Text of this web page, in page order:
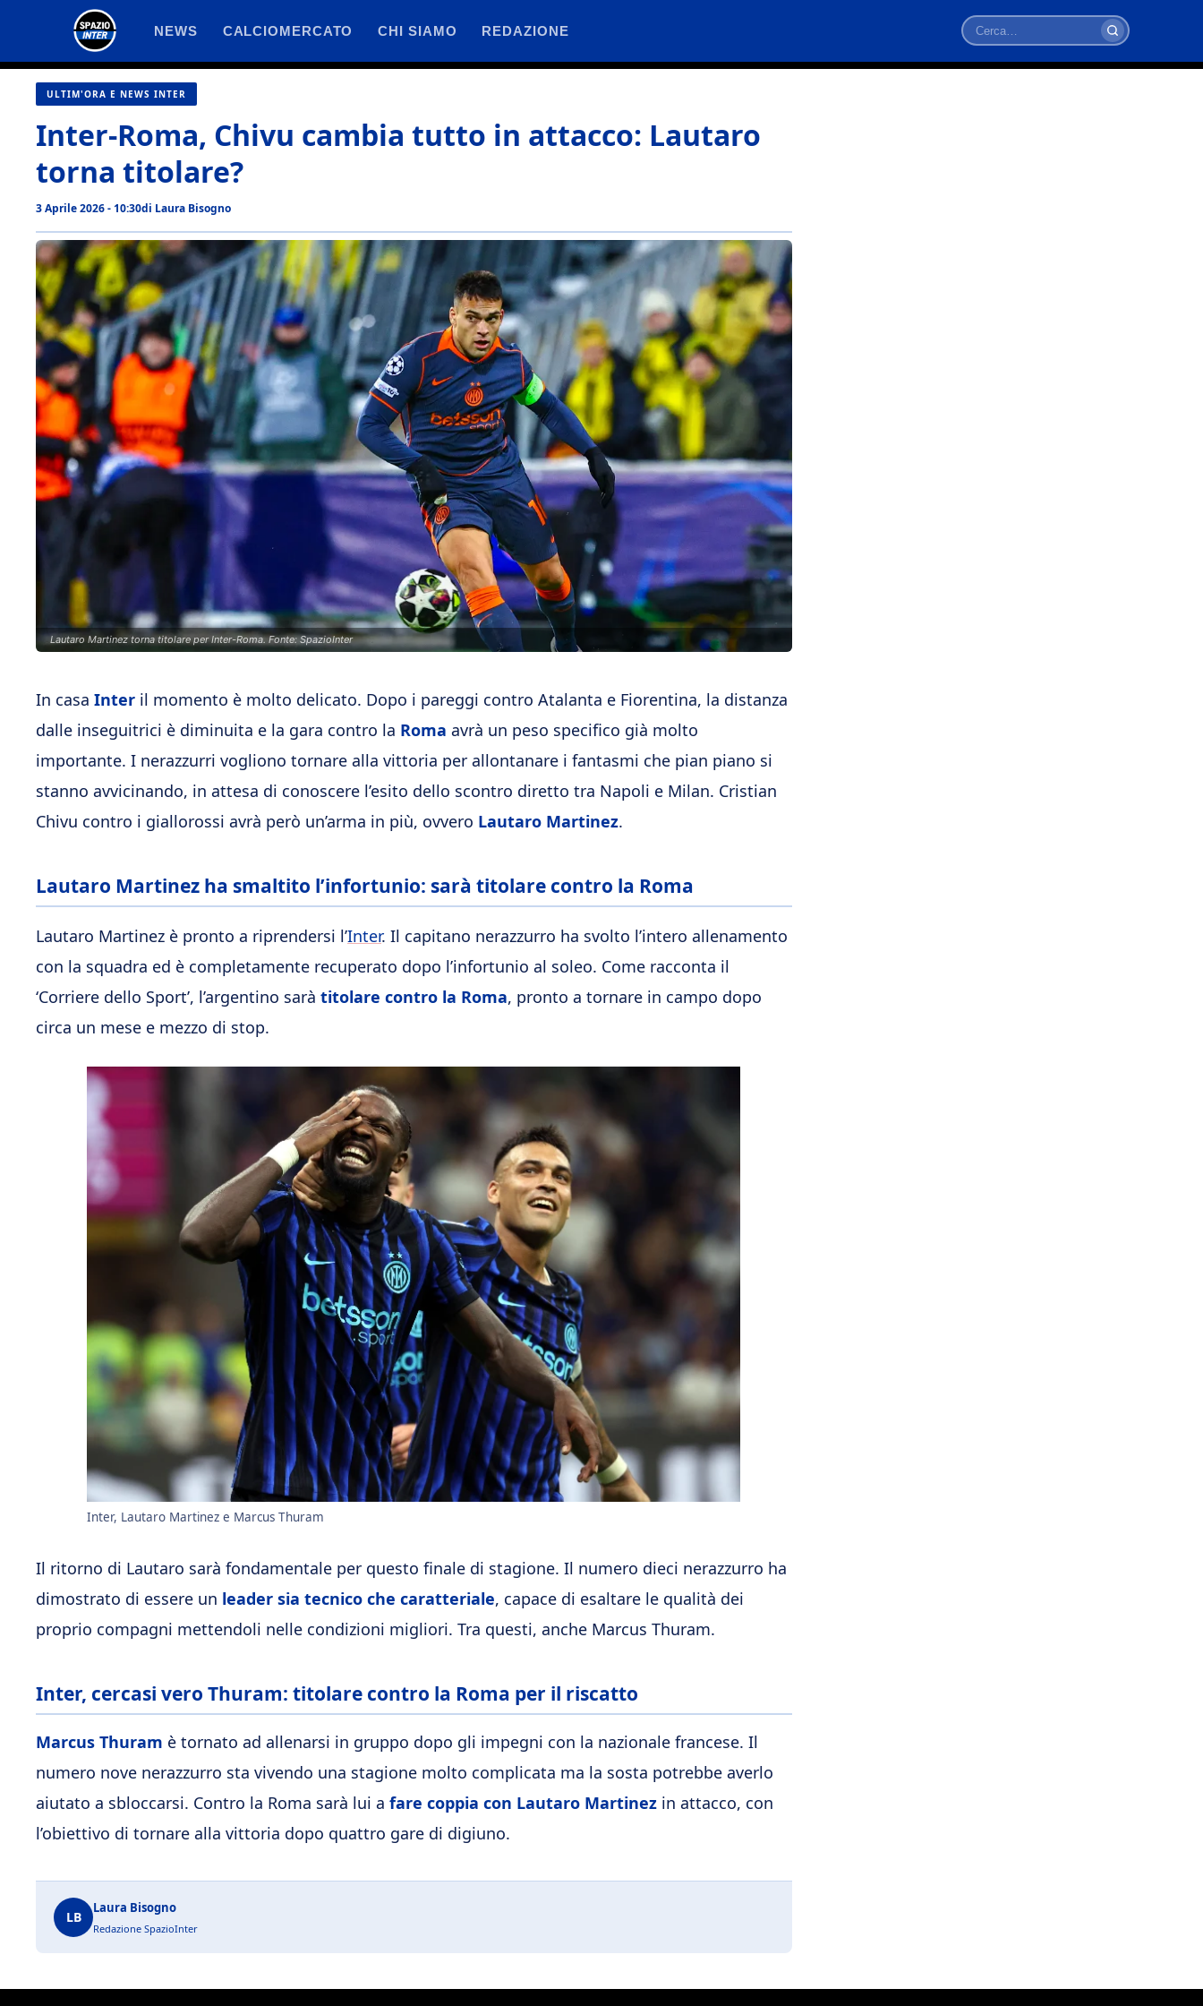
contenuto
NEWS CALCIOMERCATO CHI SIAMO REDAZIONE
Cerca
ULTIM'ORA E NEWS INTER
Inter-Roma, Chivu cambia tutto in attacco: Lautaro
torna titolare?
3 Aprile 2026 - 10:30di Laura Bisogno
Lautaro Martinez torna titolare per Inter-Roma. Fonte: SpazioInter
In casa Inter il momento è molto delicato. Dopo i pareggi contro Atalanta e Fiorentina, la distanza
dalle inseguitrici è diminuita e la gara contro la Roma avrà un peso specifico già molto
importante. I nerazzurri vogliono tornare alla vittoria per allontanare i fantasmi che pian piano si
stanno avvicinando, in attesa di conoscere l’esito dello scontro diretto tra Napoli e Milan. Cristian
Chivu contro i giallorossi avrà però un’arma in più, ovvero Lautaro Martinez.
Lautaro Martinez ha smaltito l’infortunio: sarà titolare contro la Roma
Lautaro Martinez è pronto a riprendersi l’Inter. Il capitano nerazzurro ha svolto l’intero allenamento
con la squadra ed è completamente recuperato dopo l’infortunio al soleo. Come racconta il
‘Corriere dello Sport’, l’argentino sarà titolare contro la Roma, pronto a tornare in campo dopo
circa un mese e mezzo di stop.
Inter, Lautaro Martinez e Marcus Thuram
Il ritorno di Lautaro sarà fondamentale per questo finale di stagione. Il numero dieci nerazzurro ha
dimostrato di essere un leader sia tecnico che caratteriale, capace di esaltare le qualità dei
proprio compagni mettendoli nelle condizioni migliori. Tra questi, anche Marcus Thuram.
Inter, cercasi vero Thuram: titolare contro la Roma per il riscatto
Marcus Thuram è tornato ad allenarsi in gruppo dopo gli impegni con la nazionale francese. Il
numero nove nerazzurro sta vivendo una stagione molto complicata ma la sosta potrebbe averlo
aiutato a sbloccarsi. Contro la Roma sarà lui a fare coppia con Lautaro Martinez in attacco, con
l’obiettivo di tornare alla vittoria dopo quattro gare di digiuno.
LB
Laura Bisogno
Redazione SpazioInter